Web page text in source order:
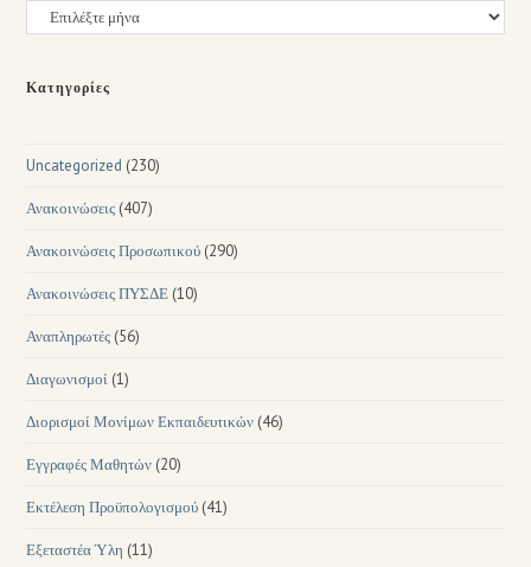
Κατηγορίες
Uncategorized (230)
Ανακοινώσεις (407)
Ανακοινώσεις Προσωπικού (290)
Ανακοινώσεις ΠΥΣΔΕ (10)
Αναπληρωτές (56)
Διαγωνισμοί (1)
Διορισμοί Μονίμων Εκπαιδευτικών (46)
Εγγραφές Μαθητών (20)
Εκτέλεση Προϋπολογισμού (41)
Εξεταστέα Ύλη (11)